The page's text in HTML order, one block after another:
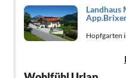
Landhaus
Hopfgarten